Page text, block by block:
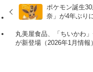
ポケモン誕生
奈」が4年ぶり
丸美屋食品、「ちいかわ
が新登場（2026年1月情報）